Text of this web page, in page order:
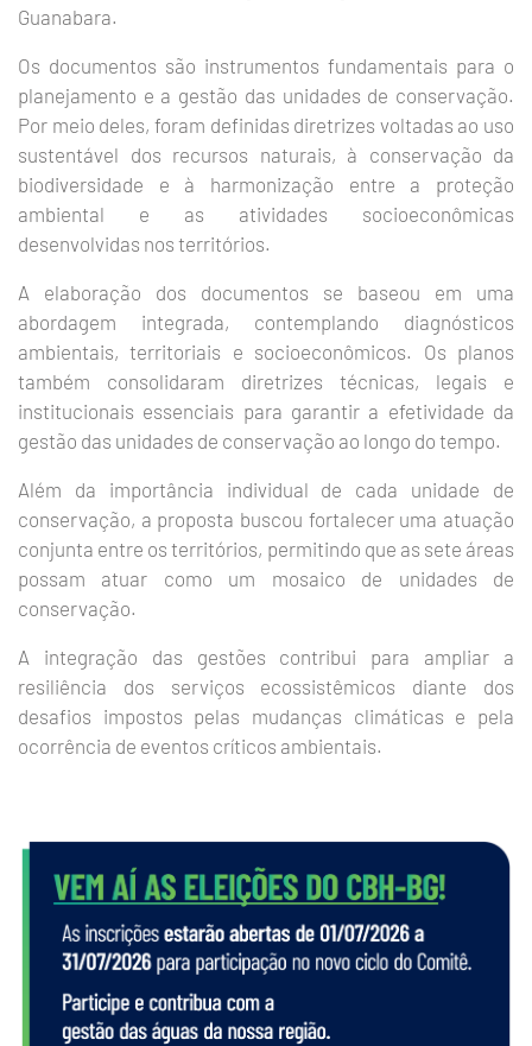
Guanabara.
Os documentos são instrumentos fundamentais para o
planejamento e a gestão das unidades de conservação.
Por meio deles, foram definidas diretrizes voltadas ao uso
sustentável dos recursos naturais, à conservação da
biodiversidade e à harmonização entre a proteção
ambiental e as atividades socioeconômicas
desenvolvidas nos territórios.
A elaboração dos documentos se baseou em uma
abordagem integrada, contemplando diagnósticos
ambientais, territoriais e socioeconômicos. Os planos
também consolidaram diretrizes técnicas, legais e
institucionais essenciais para garantir a efetividade da
gestão das unidades de conservação ao longo do tempo.
Além da importância individual de cada unidade de
conservação, a proposta buscou fortalecer uma atuação
conjunta entre os territórios, permitindo que as sete áreas
possam atuar como um mosaico de unidades de
conservação.
A integração das gestões contribui para ampliar a
resiliência dos serviços ecossistêmicos diante dos
desafios impostos pelas mudanças climáticas e pela
ocorrência de eventos críticos ambientais.